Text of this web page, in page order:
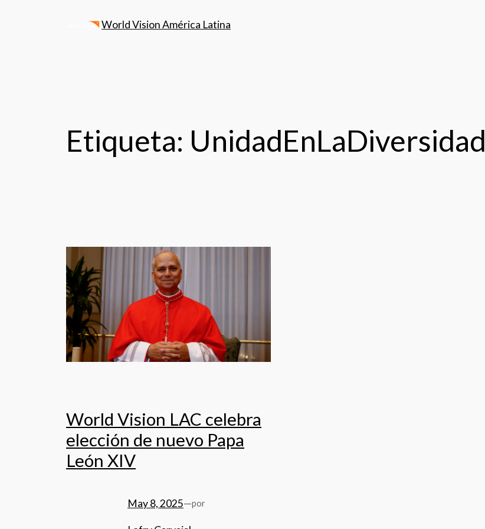
World Vision América Latina
Etiqueta: UnidadEnLaDiversidad
World Vision LAC celebra
elección de nuevo Papa
León XIV
May 8, 2025—por